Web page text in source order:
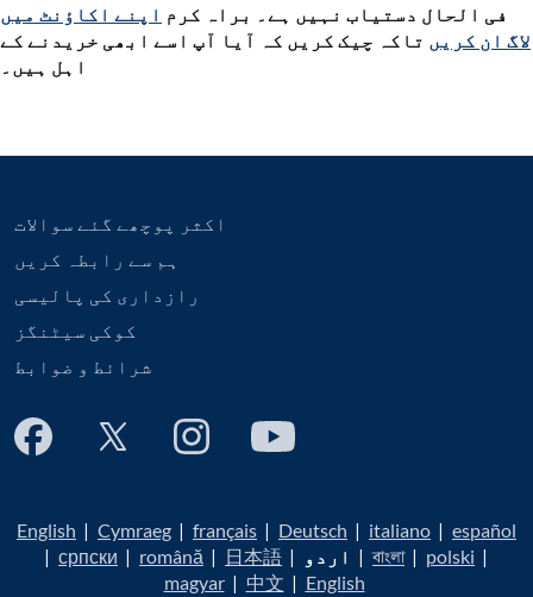
فی الحال دستیاب نہیں ہے۔ براہ کرم اپنے اکاؤنٹ میں
لاگ ان کریں تاکہ چیک کریں کہ آیا آپ اسے ابھی خریدنے کے
اہل ہیں۔
اکثر پوچھے گئے سوالات
ہم سے رابطہ کریں
رازداری کی پالیسی
کوکی سیٹنگز
شرائط و ضوابط
English | Cymraeg | français | Deutsch | italiano | español
| српски | română | 日本語 | اردو | বাংলা| polski |
magyar| 中文 | English